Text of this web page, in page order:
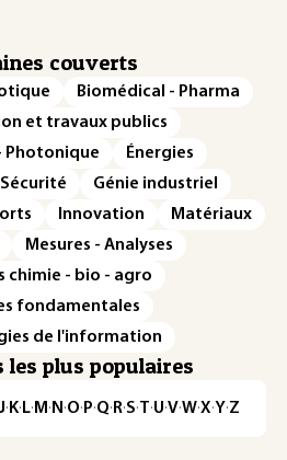
couverts
Biomédical - Pharma
et travaux publics
Photonique
Énergies
Génie industriel
Innovation
Matériaux
Mesures - Analyses
chimie - bio - agro
fondamentales
de l'information
les plus populaires
J· K· L· M · N ·O· P·Q· R·S·T·U·V·W·X·Y·Z